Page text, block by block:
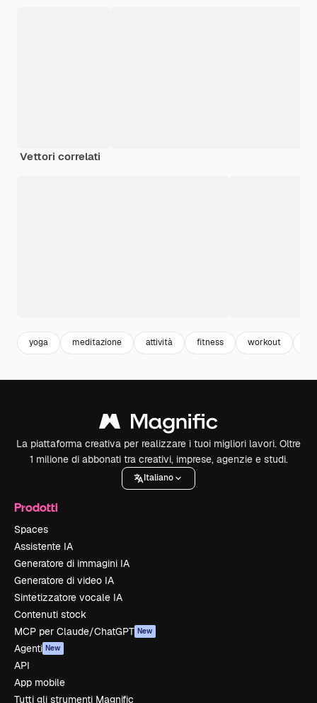
Vettori correlati
yoga meditazione attività fitness workout
La piattaforma creativa per realizzare i tuoi migliori lavori. Oltre
1 milione di abbonati tra creativi, imprese, agenzie e studi.
Italiano
Prodotti
Spaces
Assistente IA
Generatore di immagini IA
Generatore di video IA
Sintetizzatore vocale IA
Contenuti stock
MCP per Claude/ChatGPT New
Agenti New
API
App mobile
Tutti gli strumenti Magnific